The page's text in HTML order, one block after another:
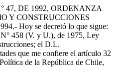
47, DE 1992, ORDENANZA
Y CONSTRUCCIONES
Hoy se decretó lo que sigue:
458 (V. y U.), de 1975, Ley
el D.L.
que me confiere el artículo 32
de la República de Chile,